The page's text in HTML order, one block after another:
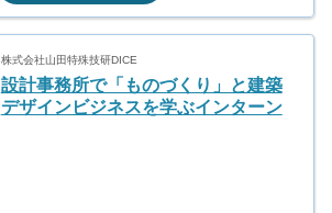
株式会社山田特殊技研DICE
設計事務所で「ものづくり」と建築
デザインビジネスを学ぶインターン